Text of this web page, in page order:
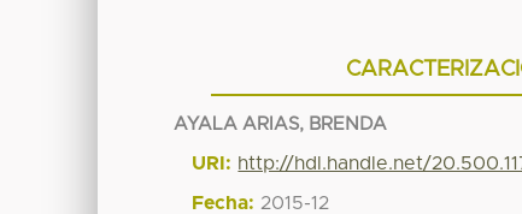
AYALA ARIAS, BRENDA
URI: http://hdl.handle.net/
Fecha: 2015-12